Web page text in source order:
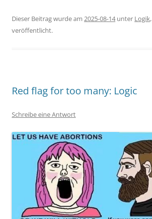
Dieser Beitrag wurde am 2025-08-14unter Logik,
veröffentlicht.
Red flag for too many: Logic
Schreibe eine Antwort